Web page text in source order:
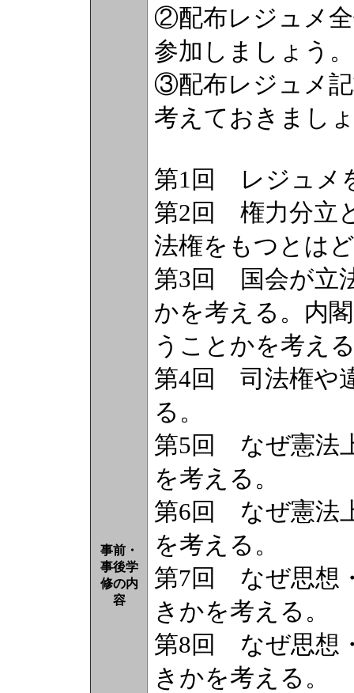
事前・
事後学
修の内
容
②配布レジュメ
参加しましょう。
③配布レジュメ
考えておきまし
第1回 レジュメ
第2回 権力分立
法権をもつとは
第3回 国会が立
かを考える。内
うことかを考え
第4回 司法権や
る。
第5回 なぜ憲法
を考える。
第6回 なぜ憲法
を考える。
第7回 なぜ思想
きかを考える。
第8回 なぜ思想
きかを考える。